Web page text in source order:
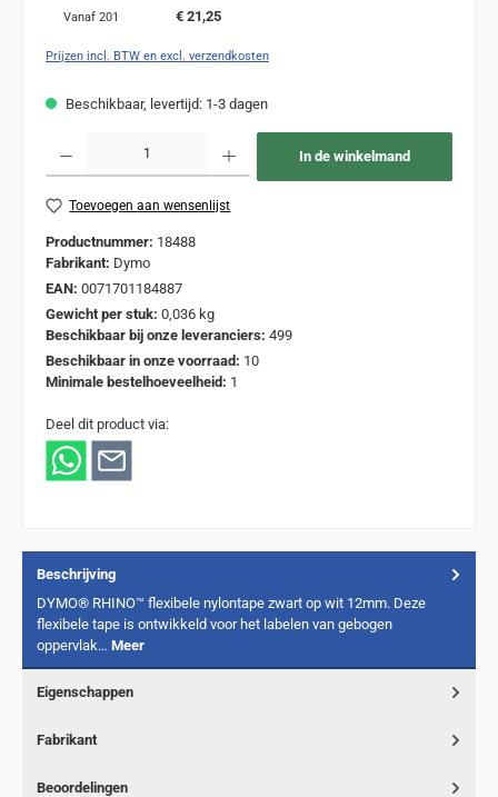
Vanaf 201 € 21,25
Prijzen incl. BTW en excl. verzendkosten
Beschikbaar, levertijd: 1-3 dagen
In de winkelmand
Toevoegen aan wensenlijst
Productnummer: 18488
Fabrikant: Dymo
EAN: 0071701184887
Gewicht per stuk: 0,036 kg
Beschikbaar bij onze leveranciers: 499
Beschikbaar in onze voorraad: 10
Minimale bestelhoeveelheid: 1
Deel dit product via:
Beschrijving
DYMO® RHINO™ flexibele nylontape zwart op wit 12mm. Deze
flexibele tape is ontwikkeld voor het labelen van gebogen
oppervlak… Meer
Eigenschappen
Fabrikant
Beoordelingen